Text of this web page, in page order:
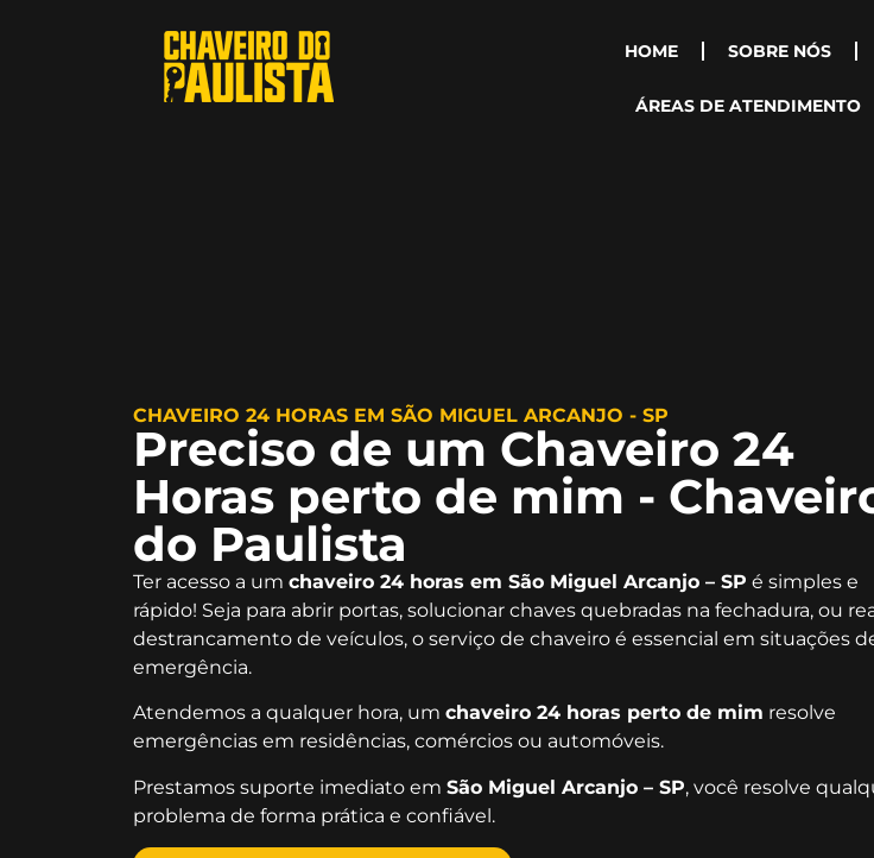
HOME SOBRE NÓS
ÁREAS DE ATENDIMENTO
CHAVEIRO 24 HORAS EM SÃO MIGUEL ARCANJO - SP
Preciso de um Chaveiro 24
Horas perto de mim -
do Paulista
Ter acesso a um chaveiro 24 horas em São Miguel Arcanjo – SP é simples e
rápido! Seja para abrir portas, solucionar chaves quebradas na fechadura, ou
destrancamento de veículos, o serviço de chaveiro é essencial em situações
emergência.
Atendemos a qualquer hora, um chaveiro 24 horas perto de mim resolve
emergências em residências, comércios ou automóveis.
Prestamos suporte imediato em São Miguel Arcanjo – SP, você resolve
problema de forma prática e confiável.